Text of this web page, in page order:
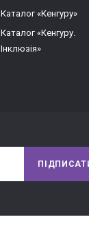
Каталог «Кенгуру»
Каталог «Кенгуру.
Інклюзія»